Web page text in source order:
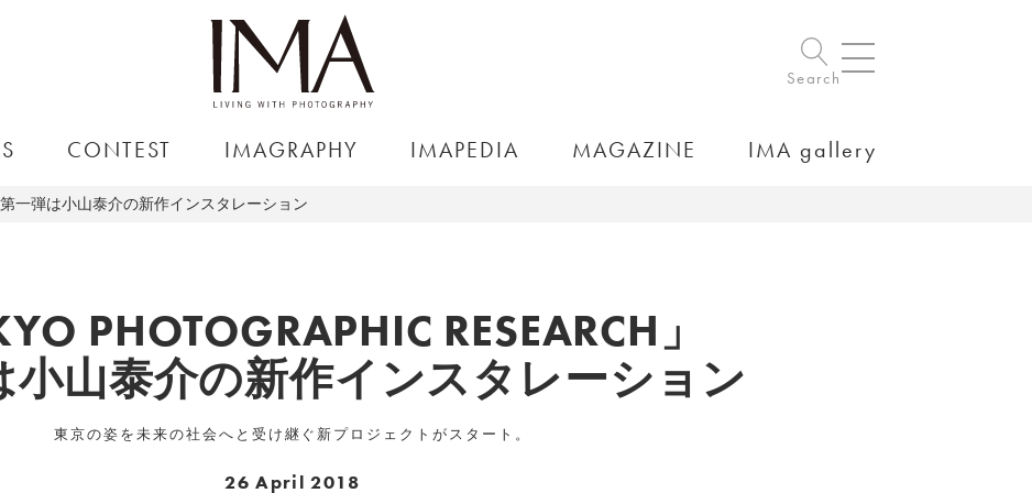
Search
CONTEST IMAGRAPHY IMAPEDIA MAGAZINE IMA gallery
」第一弾は小山泰介の新作インスタレーション
PHOTOGRAPHIC RESEARCH」
小山泰介の新作インスタレーション
東京の姿を未来の社会へと受け継ぐ新プロジェクトがスタート。
26 April 2018